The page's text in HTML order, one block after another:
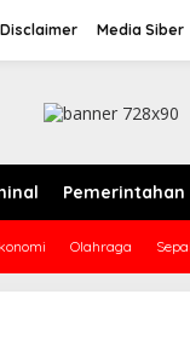
Disclaimer Media Siber
Pemerintahan
Olahraga